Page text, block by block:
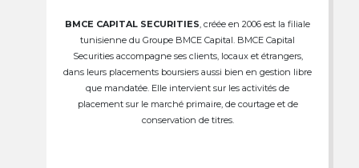
BMCE CAPITAL SECURITIES , créée en 2006 est la filiale
tunisienne du Groupe BMCE Capital. BMCE Capital
Securities accompagne ses clients, locaux et étrangers,
dans leurs placements boursiers aussi bien en gestion libre
que mandatée. Elle intervient sur les activités de
placement sur le marché primaire, de courtage et de
conservation de titres.